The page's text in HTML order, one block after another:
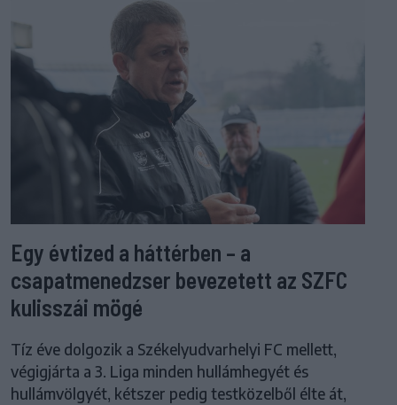
Egy évtized a háttérben – a
csapatmenedzser bevezetett az SZFC
kulisszái mögé
Tíz éve dolgozik a Székelyudvarhelyi FC mellett,
végigjárta a 3. Liga minden hullámhegyét és
hullámvölgyét, kétszer pedig testközelből élte át,